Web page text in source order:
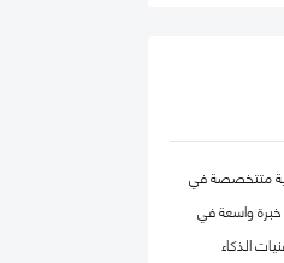
وشهادة
إضافة
العمل الحكومي
متتخصصة في
واسعة في
الذكاء